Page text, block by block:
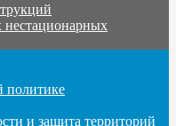
политике
и защита территорий